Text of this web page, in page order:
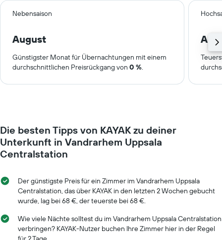
Nebensaison
August
Günstigster Monat für Übernachtungen mit einem
durchschnittlichen Preisrückgang von 0 %.
Die besten Tipps von KAYAK zu deiner
Unterkunft in Vandrarhem Uppsala
Centralstation
Der günstigste Preis für ein Zimmer im Vandrarhem Uppsala
Centralstation, das über KAYAK in den letzten 2 Wochen gebucht
wurde, lag bei 68 €, der teuerste bei 68 €.
Wie viele Nächte solltest du im Vandrarhem Uppsala Centralstation
verbringen? KAYAK-Nutzer buchen Ihre Zimmer hier in der Regel